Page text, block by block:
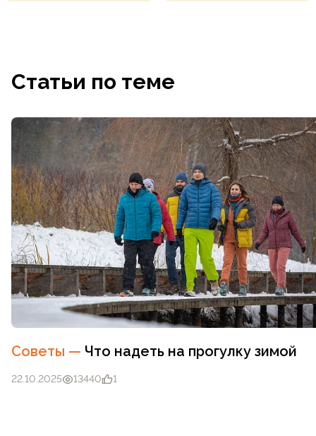
Статьи по теме
Советы — Что надеть на прогулку зимой
22.10.2025 13440 1